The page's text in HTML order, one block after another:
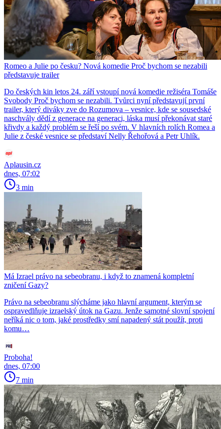
Romeo a Julie po česku? Nová komedie Proč bychom se nezabili
představuje trailer
Do českých kin letos 24. září vstoupí nová komedie režiséra Tomáše
Svobody Proč bychom se nezabili. Tvůrci nyní představují první
trailer, který diváky zve do Rozumova – vesnice, kde se sousedské
naschvály dědí z generace na generaci, láska musí překonávat staré
křivdy a každý problém se řeší po svém. V hlavních rolích Romea a
Julie z české vesnice se představí Nelly Řehořová a Petr Uhlík.
Aplausin.cz
dnes, 07:02
3 min
Má Izrael právo na sebeobranu, i když to znamená kompletní
zničení Gazy?
Právo na sebeobranu slýcháme jako hlavní argument, kterým se
ospravedlňuje izraelský útok na Gazu. Jenže samotné slovní spojení
neříká nic o tom, jaké prostředky smí napadený stát použít, proti
komu…
Proboha!
dnes, 07:00
7 min